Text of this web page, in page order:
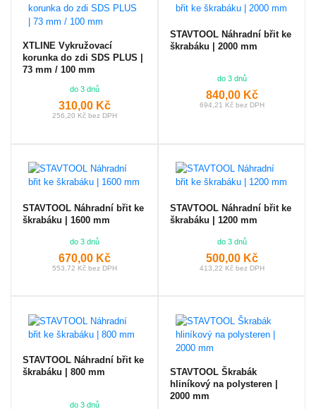
XTLINE Vykružovací
korunka do zdi SDS PLUS |
73 mm / 100 mm
do 3 dnů
310,00 Kč
256,20 Kč bez DPH
STAVTOOL Náhradní břit ke
škrabáku | 2000 mm
do 3 dnů
840,00 Kč
694,21 Kč bez DPH
STAVTOOL Náhradní břit ke
škrabáku | 1600 mm
do 3 dnů
670,00 Kč
553,72 Kč bez DPH
STAVTOOL Náhradní břit ke
škrabáku | 1200 mm
do 3 dnů
500,00 Kč
413,22 Kč bez DPH
STAVTOOL Náhradní břit ke
škrabáku | 800 mm
do 3 dnů
STAVTOOL Škrabák
hliníkový na polysteren |
2000 mm